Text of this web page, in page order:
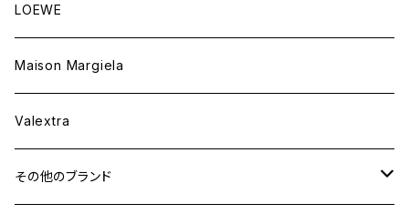
ウェア
財布&小物
ウェア
バッグ
財布&小物
ウェア
LOEWE
Maison Margiela
Valextra
その他のブランド